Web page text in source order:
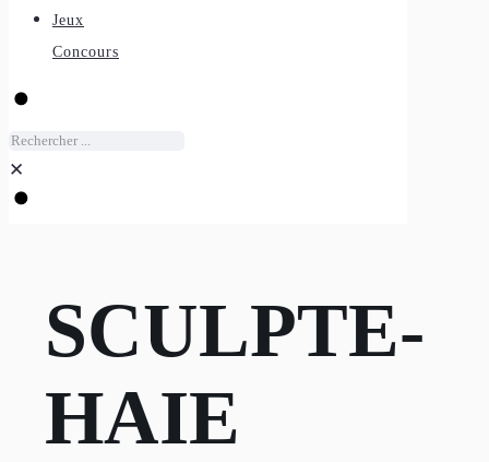
Jeux
Concours
✕
SCULPTE-
HAIE